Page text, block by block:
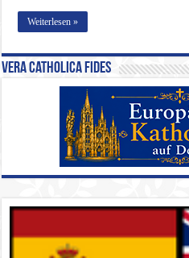
Weiterlesen »
Vera Catholica Fides